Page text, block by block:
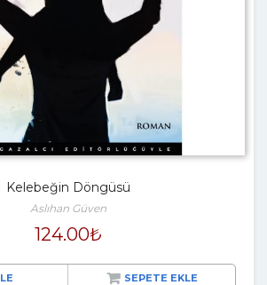
Kelebeğin Döngüsü
Aslıhan Güven
124.00₺
SEPETE EKLE